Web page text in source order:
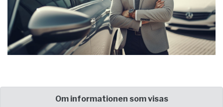
Om informationen som visas